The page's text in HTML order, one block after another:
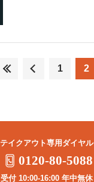
1 2
テイクアウト専用ダイヤル
0120-80-5088
受付 10:00-16:00 年中無休